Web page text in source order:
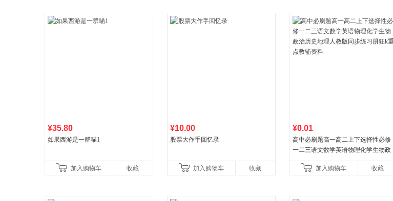
¥35.80
如果西游是一群喵1
加入购物车 收藏
¥10.00
股票大作手回忆录
加入购物车 收藏
¥0.01
高中必刷题高一高二上下选择性必修
一二三语文数学英语物理化学生物政
教辅资料加入购物车 收藏